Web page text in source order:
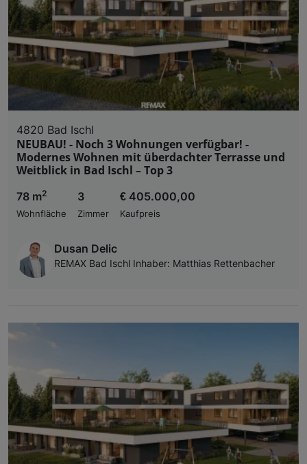
4820 Bad Ischl
NEUBAU! - Noch 3 Wohnungen verfügbar! -
Modernes Wohnen mit überdachter Terrasse und
Weitblick in Bad Ischl – Top 3
78 m2
Wohnfläche
3
Zimmer
€ 405.000,00
Kaufpreis
Dusan Delic
REMAX Bad Ischl Inhaber: Matthias Rettenbacher